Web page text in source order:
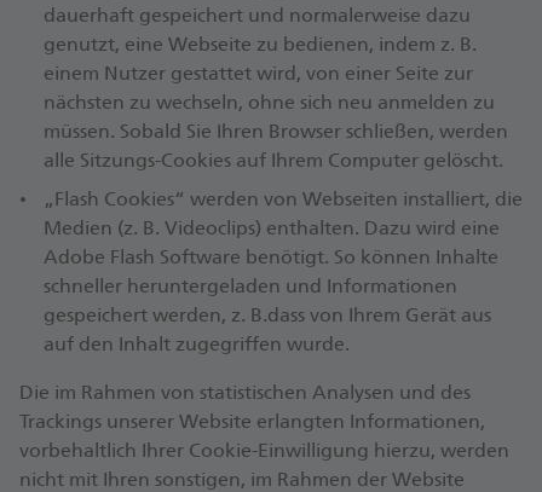
dauerhaft gespeichert und normalerweise dazu
genutzt, eine Webseite zu bedienen, indem z. B.
einem Nutzer gestattet wird, von einer Seite zur
nächsten zu wechseln, ohne sich neu anmelden zu
müssen. Sobald Sie Ihren Browser schließen, werden
alle Sitzungs-Cookies auf Ihrem Computer gelöscht.
„Flash Cookies“ werden von Webseiten installiert, die
Medien (z. B. Videoclips) enthalten. Dazu wird eine
Adobe Flash Software benötigt. So können Inhalte
schneller heruntergeladen und Informationen
gespeichert werden, z. B.dass von Ihrem Gerät aus
auf den Inhalt zugegriffen wurde.
Die im Rahmen von statistischen Analysen und des
Trackings unserer Website erlangten Informationen,
vorbehaltlich Ihrer Cookie-Einwilligung hierzu, werden
nicht mit Ihren sonstigen, im Rahmen der Website